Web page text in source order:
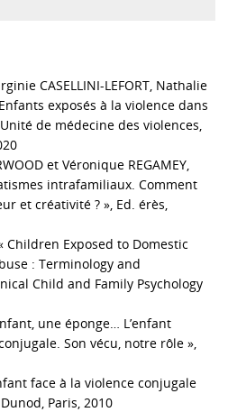
CASELLINI‑LEFORT, Nathalie
Enfants exposés à la violence dans
de médecine des violences,
et Véronique REGAMEY,
intrafamiliaux. Comment
et créativité ? », Ed. érès,
Children Exposed to Domestic
: Terminology and
Child and Family Psychology
une éponge… L’enfant
Son vécu, notre rôle »,
face à la violence conjugale
Paris, 2010